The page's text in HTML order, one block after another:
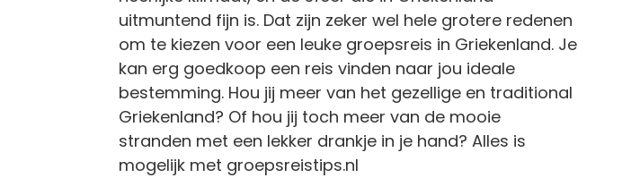
uitmuntend fijn is. Dat zijn zeker wel hele grotere redenen
om te kiezen voor een leuke groepsreis in Griekenland. Je
kan erg goedkoop een reis vinden naar jou ideale
bestemming. Hou jij meer van het gezellige en traditional
Griekenland? Of hou jij toch meer van de mooie
stranden met een lekker drankje in je hand? Alles is
mogelijk met groepsreistips.nl